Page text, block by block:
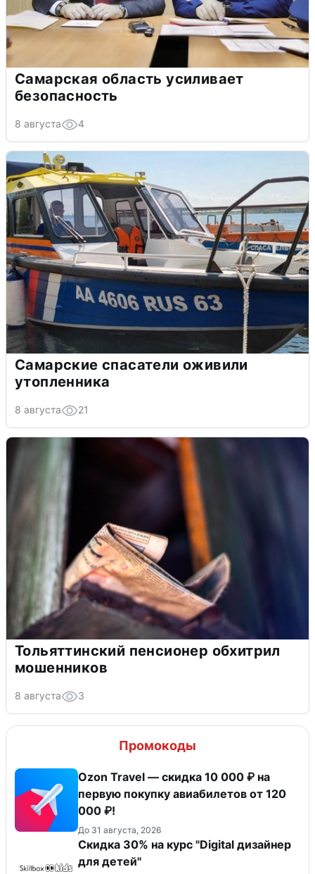
Самарская область усиливает
безопасность
8 августа 4
Самарские спасатели оживили
утопленника
8 августа 21
Тольяттинский пенсионер обхитрил
мошенников
8 августа 3
Промокоды
Ozon Travel — скидка 10 000 ₽ на
первую покупку авиабилетов от 120
000 ₽!
До 31 августа, 2026
Скидка 30% на курс "Digital дизайнер
для детей"